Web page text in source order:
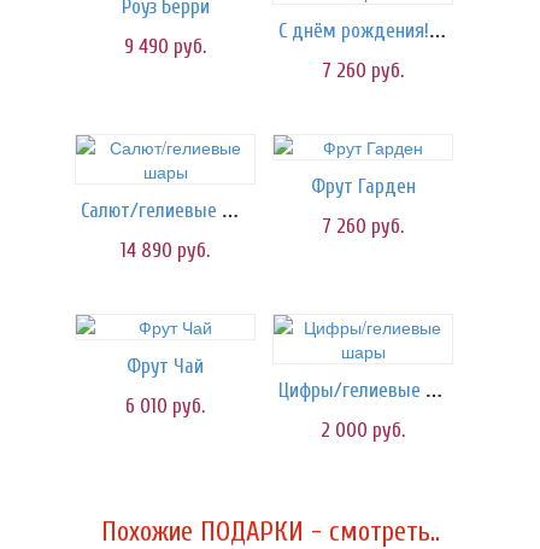
Роуз Берри
9 490 руб.
С днём рождения!/шары
7 260 руб.
Салют/гелиевые шары
14 890 руб.
Фрут Гарден
7 260 руб.
Фрут Чай
6 010 руб.
Цифры/гелиевые шары
2 000 руб.
Похожие ПОДАРКИ - смотреть..